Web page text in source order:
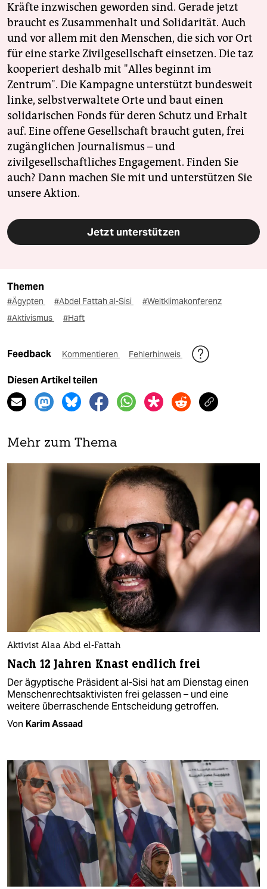
Kräfte inzwischen geworden sind. Gerade jetzt
braucht es Zusammenhalt und Solidarität. Auch
und vor allem mit den Menschen, die sich vor Ort
für eine starke Zivilgesellschaft einsetzen. Die taz
kooperiert deshalb mit "Alles beginnt im
Zentrum". Die Kampagne unterstützt bundesweit
linke, selbstverwaltete Orte und baut einen
solidarischen Fonds für deren Schutz und Erhalt
auf. Eine offene Gesellschaft braucht guten, frei
zugänglichen Journalismus – und
zivilgesellschaftliches Engagement. Finden Sie
auch? Dann machen Sie mit und unterstützen Sie
unsere Aktion.
Jetzt unterstützen
Themen
#Ägypten #Abdel Fattah al-Sisi
#Weltklimakonferenz
#Aktivismus
#Haft
Feedback Kommentieren Fehlerhinweis
Diesen Artikel teilen
Mehr zum Thema
Aktivist Alaa Abd el-Fattah
Nach 12 Jahren Knast endlich frei
Der ägyptische Präsident al-Sisi hat am Dienstag einen
Menschenrechtsaktivisten frei gelassen – und eine
weitere überraschende Entscheidung getroffen.
Von Karim Assaad